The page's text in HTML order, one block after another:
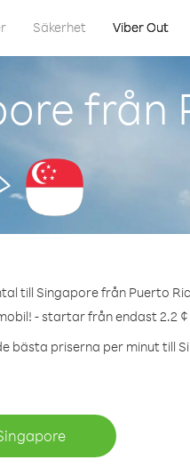
Säkerhet Viber Out
från
till Singapore från Puerto
- startar från endast 2.2
bästa priserna per minut till